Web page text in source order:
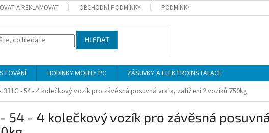
A REKLAMOVAT OBCHODNÍ PODMÍNKY PODMÍNKY OCHRANY OSOBNÍCH ÚDAJŮ
HLEDAT
HODINKY MOBILY PC
ZÁSUVKY A ELEKTROINSTALACE
331G - 54 - 4 kolečkový vozík pro závěsná posuvná vrata, zatížení 2 vozíků 750kg
- 54 - 4 kolečkový vozík pro závěsná